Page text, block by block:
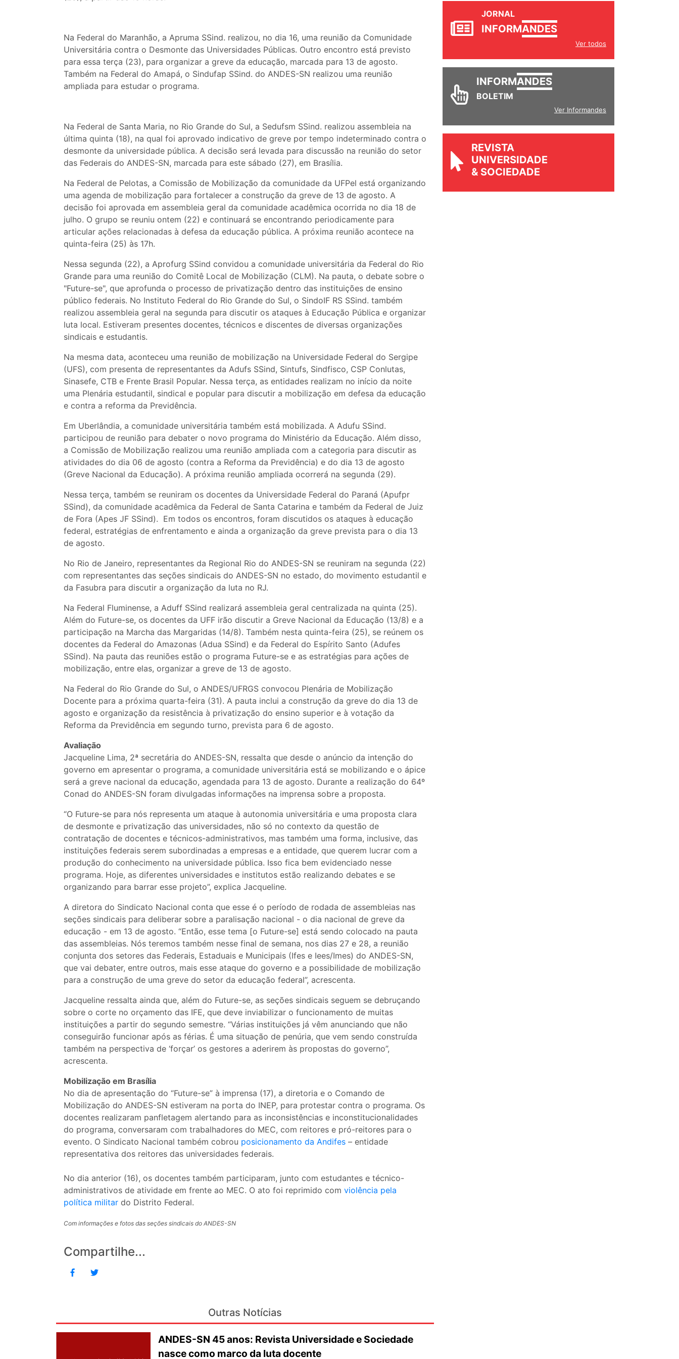
Na Federal do Maranhão, a Apruma SSind. realizou, no dia 16, uma reunião da Comunidade
Universitária contra o Desmonte das Universidades Públicas. Outro encontro está previsto
para essa terça (23), para organizar a greve da educação, marcada para 13 de agosto.
Também na Federal do Amapá, o Sindufap SSind. do ANDES-SN realizou uma reunião
ampliada para estudar o programa.
Na Federal de Santa Maria, no Rio Grande do Sul, a Sedufsm SSind. realizou assembleia na
última quinta (18), na qual foi aprovado indicativo de greve por tempo indeterminado contra o
desmonte da universidade pública. A decisão será levada para discussão na reunião do setor
das Federais do ANDES-SN, marcada para este sábado (27), em Brasília.
Na Federal de Pelotas, a Comissão de Mobilização da comunidade da UFPel está organizando
uma agenda de mobilização para fortalecer a construção da greve de 13 de agosto. A
decisão foi aprovada em assembleia geral da comunidade acadêmica ocorrida no dia 18 de
julho. O grupo se reuniu ontem (22) e continuará se encontrando periodicamente para
articular ações relacionadas à defesa da educação pública. A próxima reunião acontece na
quinta-feira (25) às 17h.
Nessa segunda (22), a Aprofurg SSind convidou a comunidade universitária da Federal do Rio
Grande para uma reunião do Comitê Local de Mobilização (CLM). Na pauta, o debate sobre o
"Future-se", que aprofunda o processo de privatização dentro das instituições de ensino
público federais. No Instituto Federal do Rio Grande do Sul, o SindoIF RS SSind. também
realizou assembleia geral na segunda para discutir os ataques à Educação Pública e organizar
luta local. Estiveram presentes docentes, técnicos e discentes de diversas organizações
sindicais e estudantis.
Na mesma data, aconteceu uma reunião de mobilização na Universidade Federal do Sergipe
(UFS), com presenta de representantes da Adufs SSind, Sintufs, Sindfisco, CSP Conlutas,
Sinasefe, CTB e Frente Brasil Popular. Nessa terça, as entidades realizam no início da noite
uma Plenária estudantil, sindical e popular para discutir a mobilização em defesa da educação
e contra a reforma da Previdência.
Em Uberlândia, a comunidade universitária também está mobilizada. A Adufu SSind.
participou de reunião para debater o novo programa do Ministério da Educação. Além disso,
a Comissão de Mobilização realizou uma reunião ampliada com a categoria para discutir as
atividades do dia 06 de agosto (contra a Reforma da Previdência) e do dia 13 de agosto
(Greve Nacional da Educação). A próxima reunião ampliada ocorrerá na segunda (29).
Nessa terça, também se reuniram os docentes da Universidade Federal do Paraná (Apufpr
SSind), da comunidade acadêmica da Federal de Santa Catarina e também da Federal de Juiz
de Fora (Apes JF SSind). Em todos os encontros, foram discutidos os ataques à educação
federal, estratégias de enfrentamento e ainda a organização da greve prevista para o dia 13
de agosto.
No Rio de Janeiro, representantes da Regional Rio do ANDES-SN se reuniram na segunda (22)
com representantes das seções sindicais do ANDES-SN no estado, do movimento estudantil e
da Fasubra para discutir a organização da luta no RJ.
Na Federal Fluminense, a Aduff SSind realizará assembleia geral centralizada na quinta (25).
Além do Future-se, os docentes da UFF irão discutir a Greve Nacional da Educação (13/8) e a
participação na Marcha das Margaridas (14/8). Também nesta quinta-feira (25), se reúnem os
docentes da Federal do Amazonas (Adua SSind) e da Federal do Espírito Santo (Adufes
SSind). Na pauta das reuniões estão o programa Future-se e as estratégias para ações de
mobilização, entre elas, organizar a greve de 13 de agosto.
Na Federal do Rio Grande do Sul, o ANDES/UFRGS convocou Plenária de Mobilização
Docente para a próxima quarta-feira (31). A pauta inclui a construção da greve do dia 13 de
agosto e organização da resistência à privatização do ensino superior e à votação da
Reforma da Previdência em segundo turno, prevista para 6 de agosto.
Avaliação
Jacqueline Lima, 2ª secretária do ANDES-SN, ressalta que desde o anúncio da intenção do
governo em apresentar o programa, a comunidade universitária está se mobilizando e o ápice
será a greve nacional da educação, agendada para 13 de agosto. Durante a realização do 64º
Conad do ANDES-SN foram divulgadas informações na imprensa sobre a proposta.
“O Future-se para nós representa um ataque à autonomia universitária e uma proposta clara
de desmonte e privatização das universidades, não só no contexto da questão de
contratação de docentes e técnicos-administrativos, mas também uma forma, inclusive, das
instituições federais serem subordinadas a empresas e a entidade, que querem lucrar com a
produção do conhecimento na universidade pública. Isso fica bem evidenciado nesse
programa. Hoje, as diferentes universidades e institutos estão realizando debates e se
organizando para barrar esse projeto”, explica Jacqueline.
A diretora do Sindicato Nacional conta que esse é o período de rodada de assembleias nas
seções sindicais para deliberar sobre a paralisação nacional - o dia nacional de greve da
educação - em 13 de agosto. “Então, esse tema [o Future-se] está sendo colocado na pauta
das assembleias. Nós teremos também nesse final de semana, nos dias 27 e 28, a reunião
conjunta dos setores das Federais, Estaduais e Municipais (Ifes e Iees/Imes) do ANDES-SN,
que vai debater, entre outros, mais esse ataque do governo e a possibilidade de mobilização
para a construção de uma greve do setor da educação federal”, acrescenta.
Jacqueline ressalta ainda que, além do Future-se, as seções sindicais seguem se debruçando
sobre o corte no orçamento das IFE, que deve inviabilizar o funcionamento de muitas
instituições a partir do segundo semestre. “Várias instituições já vêm anunciando que não
conseguirão funcionar após as férias. É uma situação de penúria, que vem sendo construída
também na perspectiva de ‘forçar’ os gestores a aderirem às propostas do governo”,
acrescenta.
Mobilização em Brasília
No dia de apresentação do “Future-se” à imprensa (17), a diretoria e o Comando de
Mobilização do ANDES-SN estiveram na porta do INEP, para protestar contra o programa. Os
docentes realizaram panfletagem alertando para as inconsistências e inconstitucionalidades
do programa, conversaram com trabalhadores do MEC, com reitores e pró-reitores para o
evento. O Sindicato Nacional também cobrou posicionamento da Andifes – entidade
representativa dos reitores das universidades federais.
No dia anterior (16), os docentes também participaram, junto com estudantes e técnico-
administrativos de atividade em frente ao MEC. O ato foi reprimido com violência pela
política militar do Distrito Federal.
Com informações e fotos das seções sindicais do ANDES-SN
Compartilhe...
Outras Notícias
ANDES-SN 45 anos: Revista Universidade e Sociedade
nasce como marco da luta docente
JORNAL
INFORMANDES
Ver todos
INFORMANDES
BOLETIM
Ver Informandes
REVISTA
UNIVERSIDADE
& SOCIEDADE